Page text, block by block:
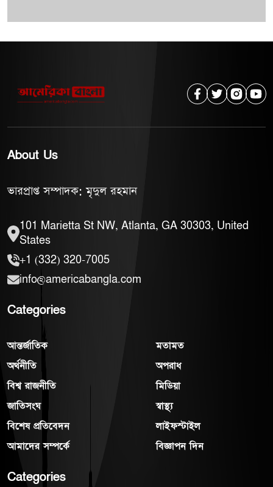
About Us
ভারপ্রাপ্ত সম্পাদক: মৃদুল রহমান
101 Marietta St NW, Atlanta, GA 30303, United
States
+1 (332) 320-7005
info@americabangla.com
Categories
আন্তর্জাতিক
অর্থনীতি
বিশ্ব রাজনীতি
জাতিসংঘ
বিশেষ প্রতিবেদন
আমাদের সম্পর্কে
মতামত
অপরাধ
মিডিয়া
স্বাস্থ্য
লাইফস্টাইল
বিজ্ঞাপন দিন
Categories